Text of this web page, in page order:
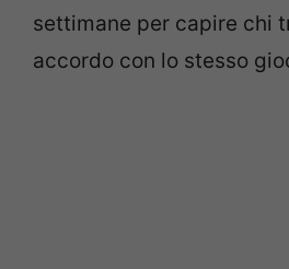
settimane per capire chi
accordo con lo stesso